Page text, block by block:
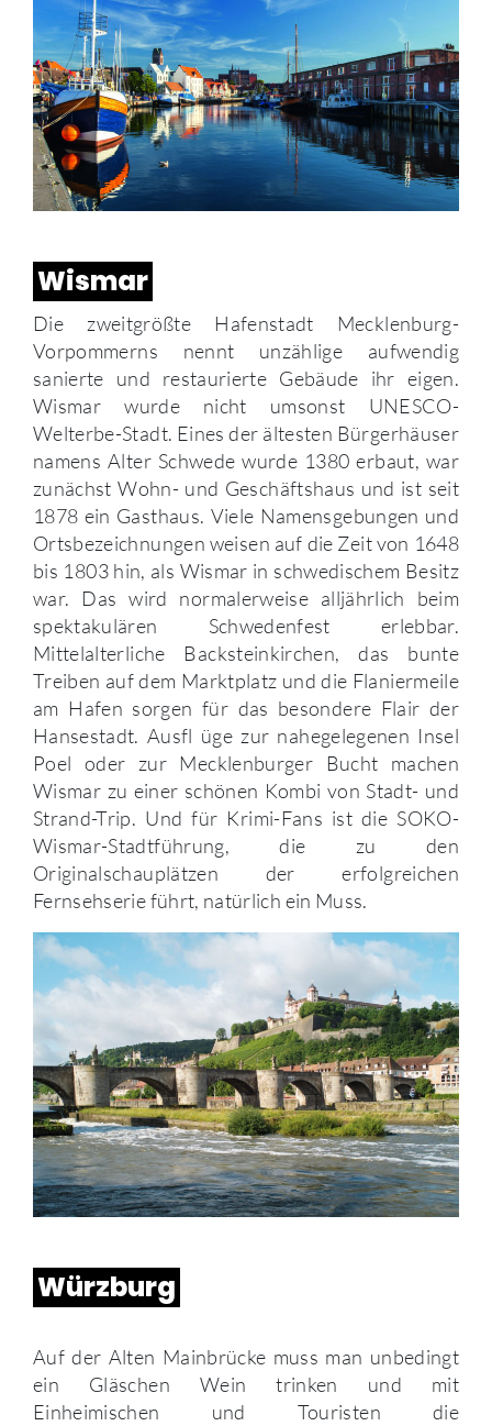
Wismar
Die zweitgrößte Hafenstadt Mecklenburg-
Vorpommerns nennt unzählige aufwendig
sanierte und restaurierte Gebäude ihr eigen.
Wismar wurde nicht umsonst UNESCO-
Welterbe-Stadt. Eines der ältesten Bürgerhäuser
namens Alter Schwede wurde 1380 erbaut, war
zunächst Wohn- und Geschäftshaus und ist seit
1878 ein Gasthaus. Viele Namensgebungen und
Ortsbezeichnungen weisen auf die Zeit von 1648
bis 1803 hin, als Wismar in schwedischem Besitz
war. Das wird normalerweise alljährlich beim
spektakulären Schwedenfest erlebbar.
Mittelalterliche Backsteinkirchen, das bunte
Treiben auf dem Marktplatz und die Flaniermeile
am Hafen sorgen für das besondere Flair der
Hansestadt. Ausfl üge zur nahegelegenen Insel
Poel oder zur Mecklenburger Bucht machen
Wismar zu einer schönen Kombi von Stadt- und
Strand-Trip. Und für Krimi-Fans ist die SOKO-
Wismar-Stadtführung, die zu den
Originalschauplätzen der erfolgreichen
Fernsehserie führt, natürlich ein Muss.
Würzburg
Auf der Alten Mainbrücke muss man unbedingt
ein Gläschen Wein trinken und mit
Einheimischen und Touristen die